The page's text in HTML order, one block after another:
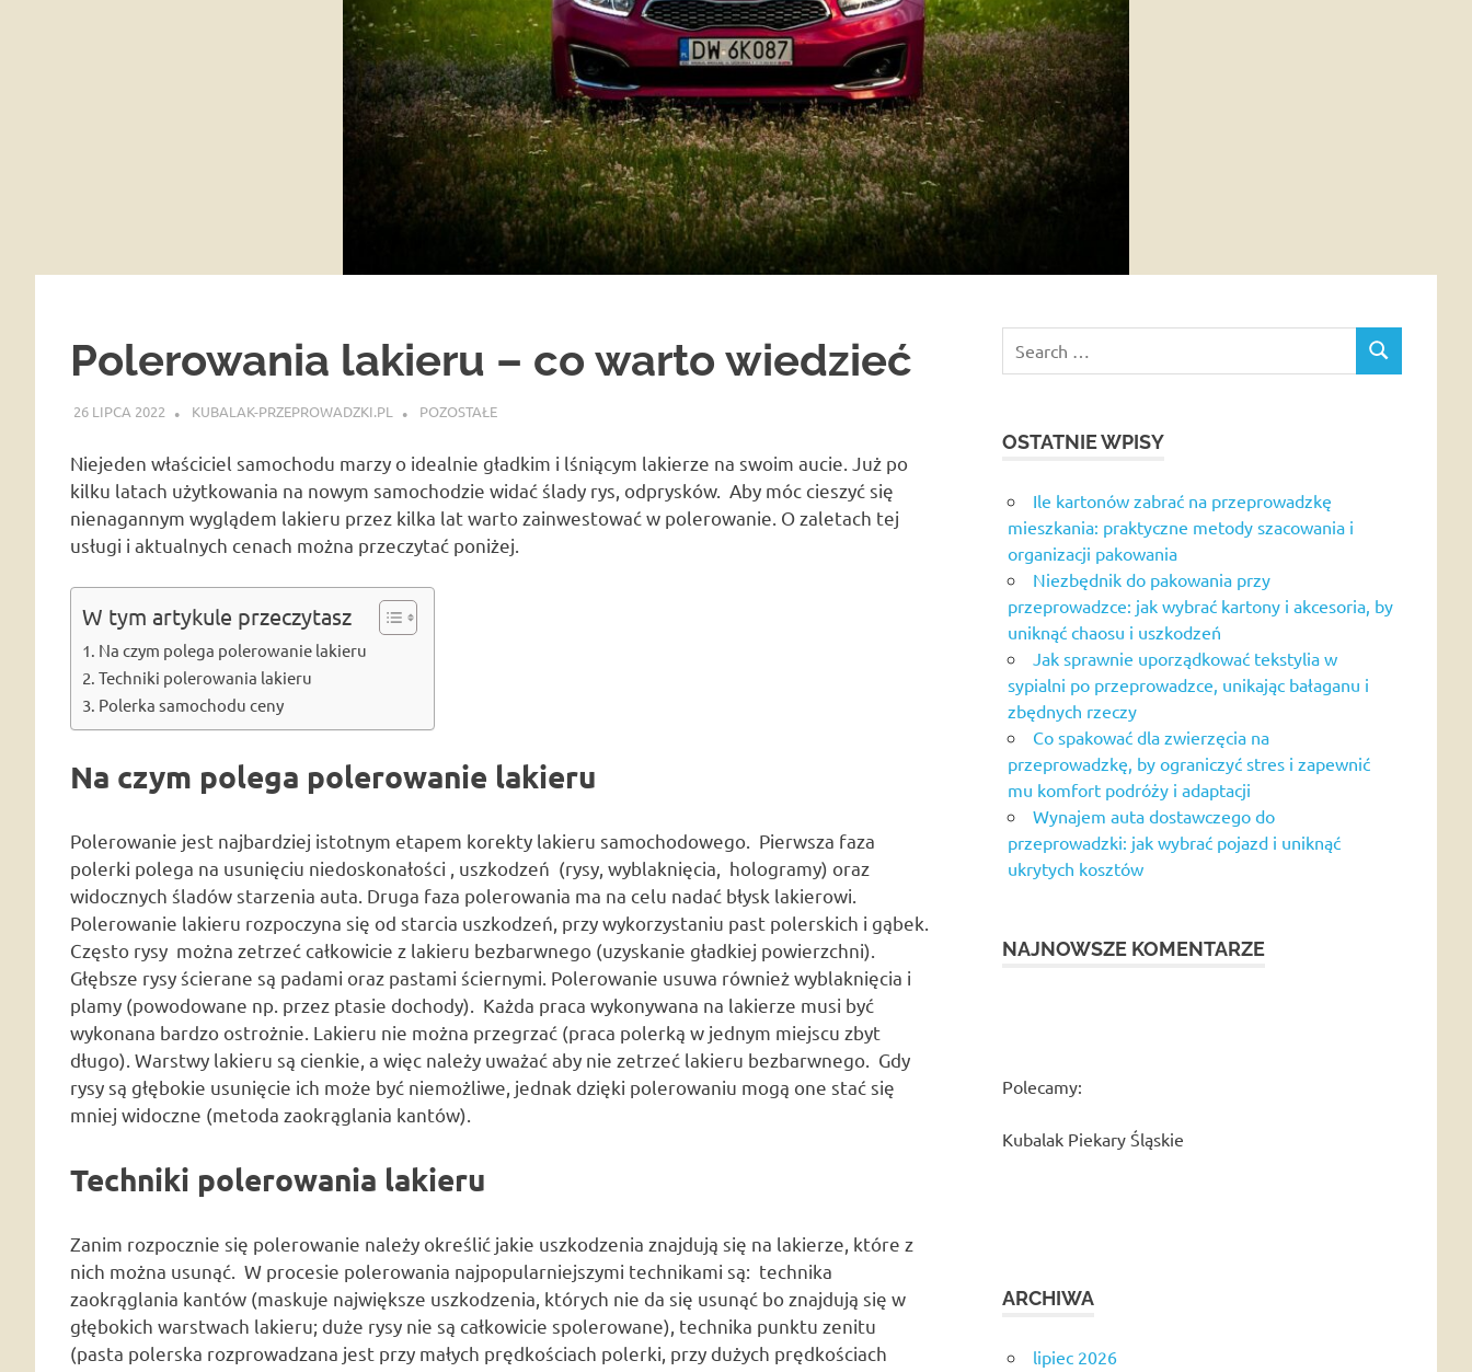
Polerowania lakieru – co warto wiedzieć
26 LIPCA 2022 KUBALAK-PRZEPROWADZKI.PL POZOSTAŁE
Niejeden właściciel samochodu marzy o idealnie gładkim i lśniącym lakierze na swoim aucie. Już po
kilku latach użytkowania na nowym samochodzie widać ślady rys, odprysków. Aby móc cieszyć się
nienagannym wyglądem lakieru przez kilka lat warto zainwestować w polerowanie. O zaletach tej
usługi i aktualnych cenach można przeczytać poniżej.
W tym artykule przeczytasz
Na czym polega polerowanie lakieru
Techniki polerowania lakieru
Polerka samochodu ceny
Na czym polega polerowanie lakieru
Polerowanie jest najbardziej istotnym etapem korekty lakieru samochodowego. Pierwsza faza
polerki polega na usunięciu niedoskonałości , uszkodzeń (rysy, wyblaknięcia, hologramy) oraz
widocznych śladów starzenia auta. Druga faza polerowania ma na celu nadać błysk lakierowi.
Polerowanie lakieru rozpoczyna się od starcia uszkodzeń, przy wykorzystaniu past polerskich i gąbek.
Często rysy można zetrzeć całkowicie z lakieru bezbarwnego (uzyskanie gładkiej powierzchni).
Głębsze rysy ścierane są padami oraz pastami ściernymi. Polerowanie usuwa również wyblaknięcia i
plamy (powodowane np. przez ptasie dochody). Każda praca wykonywana na lakierze musi być
wykonana bardzo ostrożnie. Lakieru nie można przegrzać (praca polerką w jednym miejscu zbyt
długo). Warstwy lakieru są cienkie, a więc należy uważać aby nie zetrzeć lakieru bezbarwnego. Gdy
rysy są głębokie usunięcie ich może być niemożliwe, jednak dzięki polerowaniu mogą one stać się
mniej widoczne (metoda zaokrąglania kantów).
Techniki polerowania lakieru
Zanim rozpocznie się polerowanie należy określić jakie uszkodzenia znajdują się na lakierze, które z
nich można usunąć. W procesie polerowania najpopularniejszymi technikami są: technika
zaokrąglania kantów (maskuje największe uszkodzenia, których nie da się usunąć bo znajdują się w
głębokich warstwach lakieru; duże rysy nie są całkowicie spolerowane), technika punktu zenitu
(pasta polerska rozprowadzana jest przy małych prędkościach polerki, przy dużych prędkościach
SEARCH
OSTATNIE WPISY
Ile kartonów zabrać na przeprowadzkę
mieszkania: praktyczne metody szacowania i
organizacji pakowania
Niezbędnik do pakowania przy
przeprowadzce: jak wybrać kartony i akcesoria, by
uniknąć chaosu i uszkodzeń
Jak sprawnie uporządkować tekstylia w
sypialni po przeprowadzce, unikając bałaganu i
zbędnych rzeczy
Co spakować dla zwierzęcia na
przeprowadzkę, by ograniczyć stres i zapewnić
mu komfort podróży i adaptacji
Wynajem auta dostawczego do
przeprowadzki: jak wybrać pojazd i uniknąć
ukrytych kosztów
NAJNOWSZE KOMENTARZE
Polecamy:
Kubalak Piekary Śląskie
ARCHIWA
lipiec 2026